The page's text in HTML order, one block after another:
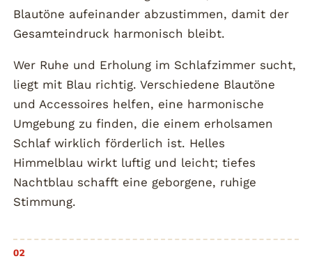
Blautöne aufeinander abzustimmen, damit der
Gesamteindruck harmonisch bleibt.
Wer Ruhe und Erholung im Schlafzimmer sucht,
liegt mit Blau richtig. Verschiedene Blautöne
und Accessoires helfen, eine harmonische
Umgebung zu finden, die einem erholsamen
Schlaf wirklich förderlich ist. Helles
Himmelblau wirkt luftig und leicht; tiefes
Nachtblau schafft eine geborgene, ruhige
Stimmung.